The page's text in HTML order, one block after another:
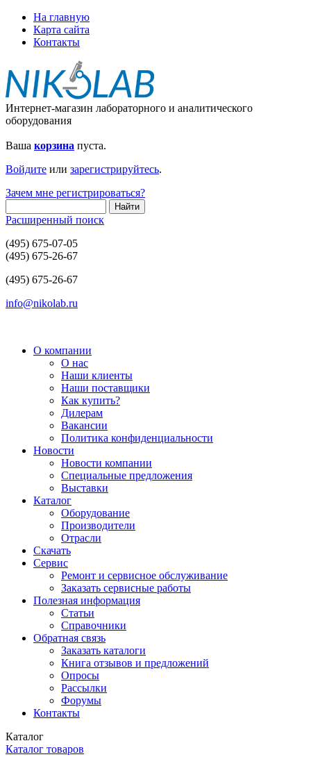
На главную
Карта сайта
Контакты
Интернет-магазин лабораторного и аналитического
оборудования
Ваша корзина пуста.
Войдите или зарегистрируйтесь.
Зачем мне регистрироваться?
Расширенный поиск
(495) 675-07-05
(495) 675-26-67
(495) 675-26-67
info@nikolab.ru
О компании
О нас
Наши клиенты
Наши поставщики
Как купить?
Дилерам
Вакансии
Политика конфиденциальности
Новости
Новости компании
Специальные предложения
Выставки
Каталог
Оборудование
Производители
Отрасли
Скачать
Сервис
Ремонт и сервисное обслуживание
Заказать сервисные работы
Полезная информация
Статьи
Справочники
Обратная связь
Заказать каталоги
Книга отзывов и предложений
Опросы
Рассылки
Форумы
Контакты
Каталог
Каталог товаров